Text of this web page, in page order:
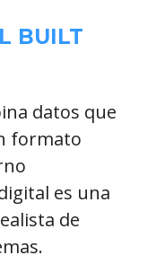
BUILT
datos que
formato
es una
de